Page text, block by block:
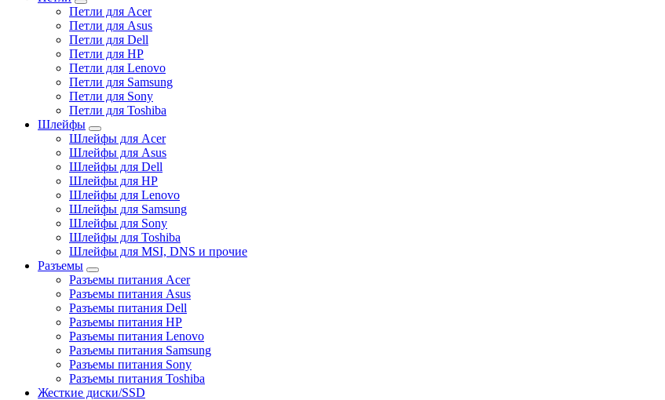
Петли для Acer
Петли для Asus
Петли для Dell
Петли для HP
Петли для Lenovo
Петли для Samsung
Петли для Sony
Петли для Toshiba
Шлейфы
Шлейфы для Acer
Шлейфы для Asus
Шлейфы для Dell
Шлейфы для HP
Шлейфы для Lenovo
Шлейфы для Samsung
Шлейфы для Sony
Шлейфы для Toshiba
Шлейфы для MSI, DNS и прочие
Разъемы
Разъемы питания Acer
Разъемы питания Asus
Разъемы питания Dell
Разъемы питания HP
Разъемы питания Lenovo
Разъемы питания Samsung
Разъемы питания Sony
Разъемы питания Toshiba
Жесткие диски/SSD